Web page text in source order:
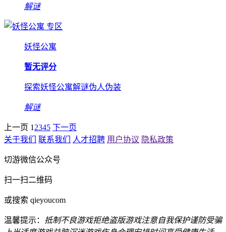
解谜
专区
妖怪公寓
暂无评分
探索妖怪公寓解谜伪人伪装
解谜
上一页 1 2345 下一页
关于我们
联系我们 人才招聘 用户协议 隐私政策
切游微信公众号
扫一扫二维码
或搜索 qieyoucom
温馨提示： 抵制不良游戏拒绝盗版游戏注意自我保护谨防受骗